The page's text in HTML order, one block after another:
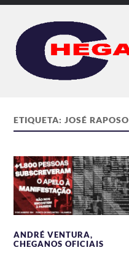
ETIQUETA:JOSÉ RAPOSO
ANDRÉ VENTURA,
CHEGANOS OFICIAIS